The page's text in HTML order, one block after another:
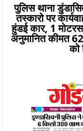
पुलिस थाना
तस्कारो पर
हुंडई कार, 1
अनुमानित कीमत
को